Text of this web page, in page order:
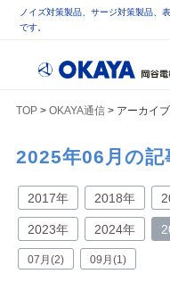
ノイズ対策製品、サージ対策製品、
です。
TOP> OKAYA通信> アーカイ
2025年06月の記
2017年 2018年
2023年 2024年
07月(2) 09月(1)